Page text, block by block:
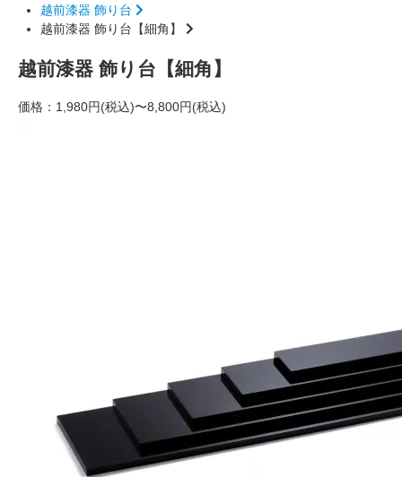
越前漆器 飾り台
越前漆器 飾り台【細角】
越前漆器 飾り台【細角】
価格： 1,980円(税込)〜8,800円(税込)